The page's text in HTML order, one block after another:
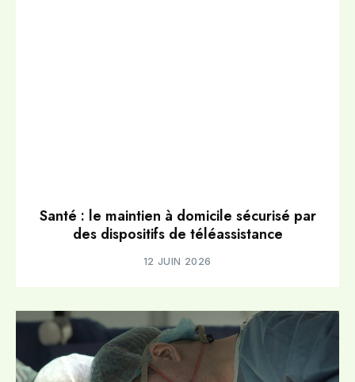
Santé : le maintien à domicile sécurisé par
des dispositifs de téléassistance
12 JUIN 2026